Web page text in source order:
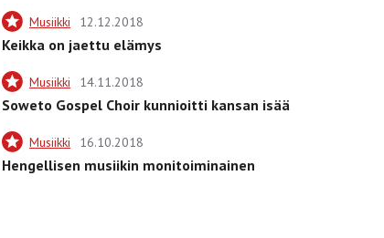
Musiikki 12.12.2018
Keikka on jaettu elämys
Musiikki 14.11.2018
Soweto Gospel Choir kunnioitti kansan isää
Musiikki 16.10.2018
Hengellisen musiikin monitoiminainen